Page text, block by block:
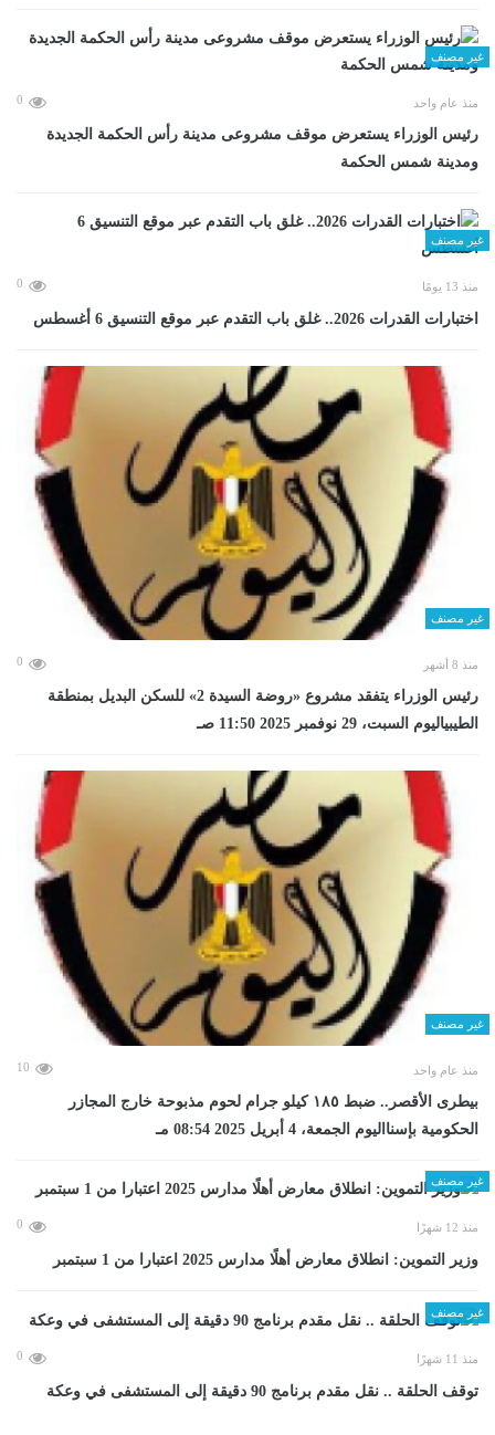
غير مصنف
منذ عام واحد 0
رئيس الوزراء يستعرض موقف مشروعى مدينة رأس الحكمة الجديدة
ومدينة شمس الحكمة
غير مصنف
منذ 13 يومًا 0
اختبارات القدرات 2026.. غلق باب التقدم عبر موقع التنسيق 6 أغسطس
غير مصنف
منذ 8 أشهر 0
رئيس الوزراء يتفقد مشروع «روضة السيدة 2» للسكن البديل بمنطقة
الطيبياليوم السبت، 29 نوفمبر 2025 11:50 صـ
غير مصنف
منذ عام واحد 10
بيطرى الأقصر.. ضبط ١٨٥ كيلو جرام لحوم مذبوحة خارج المجازر
الحكومية بإسنااليوم الجمعة، 4 أبريل 2025 08:54 مـ
غير مصنف
منذ 12 شهرًا 0
وزير التموين: انطلاق معارض أهلًا مدارس 2025 اعتبارا من 1 سبتمبر
غير مصنف
منذ 11 شهرًا 0
توقف الحلقة .. نقل مقدم برنامج 90 دقيقة إلى المستشفى في وعكة